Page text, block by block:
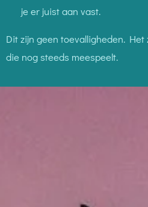
je er juist aan vast.
Dit zijn geen toevalligheden. Het
die nog steeds meespeelt.